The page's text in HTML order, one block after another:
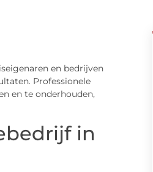
en bedrijven
Professionele
en te onderhouden,
in